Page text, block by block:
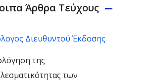
Άρθρα Τεύχους
Διευθυντού Έκδοσης
της
των